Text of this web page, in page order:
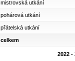
mistrovská utkání
pohárová utkání
přátelská utkání
celkem
2022 -